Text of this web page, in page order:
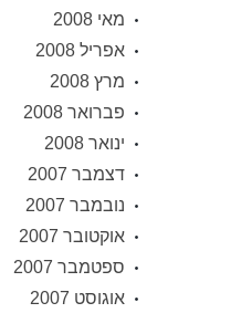
מאי 2008
אפריל 2008
מרץ 2008
פברואר 2008
ינואר 2008
דצמבר 2007
נובמבר 2007
אוקטובר 2007
ספטמבר 2007
אוגוסט 2007